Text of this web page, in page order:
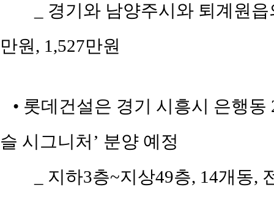
_ 경기와 남양주시와 퇴계원
만원, 1,527만원
• 롯데건설은 경기 시흥시 은행동
슬 시그니처’ 분양 예정
_ 지하3층~지상49층, 14개동,